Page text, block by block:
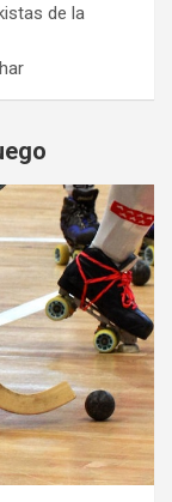
de la